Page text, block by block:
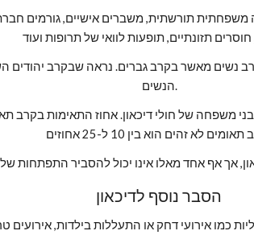
תזונתיים, תופעות לוואי של תרופות ועוד
הנשים.
לא זהים הוא בין 10 ל-25 אחוזים
אך אף אחד מאלו אינו יכול להסביר התפתחות של
כמו אירועי דחק או התעללות בילדות, אירועים